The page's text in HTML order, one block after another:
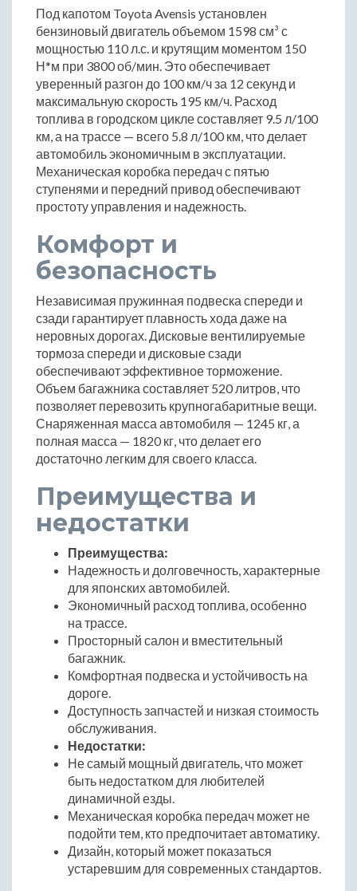
Под капотом Toyota Avensis установлен
бензиновый двигатель объемом 1598 см³ с
мощностью 110 л.с. и крутящим моментом 150
Н*м при 3800 об/мин. Это обеспечивает
уверенный разгон до 100 км/ч за 12 секунд и
максимальную скорость 195 км/ч. Расход
топлива в городском цикле составляет 9.5 л/100
км, а на трассе — всего 5.8 л/100 км, что делает
автомобиль экономичным в эксплуатации.
Механическая коробка передач с пятью
ступенями и передний привод обеспечивают
простоту управления и надежность.
Комфорт и
безопасность
Независимая пружинная подвеска спереди и
сзади гарантирует плавность хода даже на
неровных дорогах. Дисковые вентилируемые
тормоза спереди и дисковые сзади
обеспечивают эффективное торможение.
Объем багажника составляет 520 литров, что
позволяет перевозить крупногабаритные вещи.
Снаряженная масса автомобиля — 1245 кг, а
полная масса — 1820 кг, что делает его
достаточно легким для своего класса.
Преимущества и
недостатки
Преимущества:
Надежность и долговечность, характерные
для японских автомобилей.
Экономичный расход топлива, особенно
на трассе.
Просторный салон и вместительный
багажник.
Комфортная подвеска и устойчивость на
дороге.
Доступность запчастей и низкая стоимость
обслуживания.
Недостатки:
Не самый мощный двигатель, что может
быть недостатком для любителей
динамичной езды.
Механическая коробка передач может не
подойти тем, кто предпочитает автоматику.
Дизайн, который может показаться
устаревшим для современных стандартов.